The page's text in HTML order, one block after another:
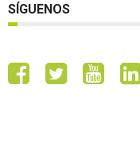
SÍGUENOS